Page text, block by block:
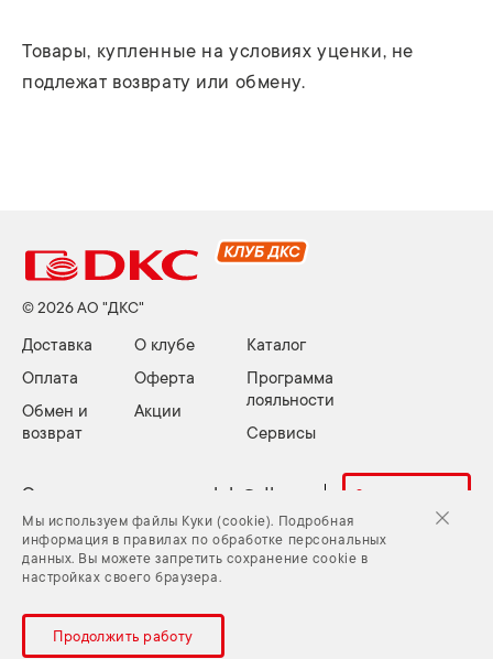
Товары, купленные на условиях уценки, не
подлежат возврату или обмену.
© 2026 АО "ДКС"
Доставка
Оплата
Обмен и
возврат
О клубе
Оферта
Акции
Каталог
Программа
лояльности
Сервисы
Электронная почта: club@dkc.ru Задать вопрос
Куки (cookie) и Политика конфиденциальности
Задать вопрос
Карта сайта
Мы используем файлы Куки (cookie). Подробная
информация в правилах по обработке персональных
данных. Вы можете запретить сохранение cookie в
настройках своего браузера.
Продолжить работу